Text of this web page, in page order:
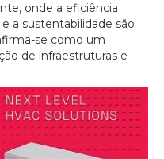
onde a eficiência
a sustentabilidade são
se como um
de infraestruturas e